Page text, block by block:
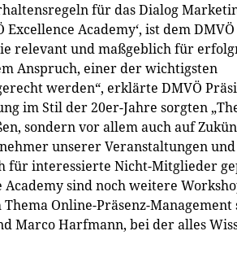
für das Dialog
Academy‘, ist dem
relevant und maßgeblich für
Anspruch, einer der wichtigsten
werden“, erklärte DMVÖ
im Stil der 20er-Jahre sorgten
sondern vor allem auch auf
unserer Veranstaltungen
interessierte Nicht-Mitglieder
sind noch weitere
Online-Präsenz-
Marco Harfmann, bei der alles